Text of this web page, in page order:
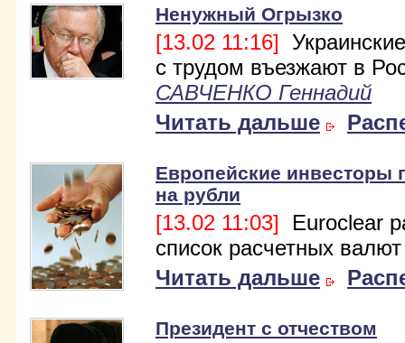
Ненужный Огрызко
[13.02 11:16]
с трудом въезжают в
САВЧЕНКО Геннадий
Читать дальше
Европейские инвесторы
на рубли
[13.02 11:03] Euroclear
список расчетных валют
Читать дальше
Президент с отчеством